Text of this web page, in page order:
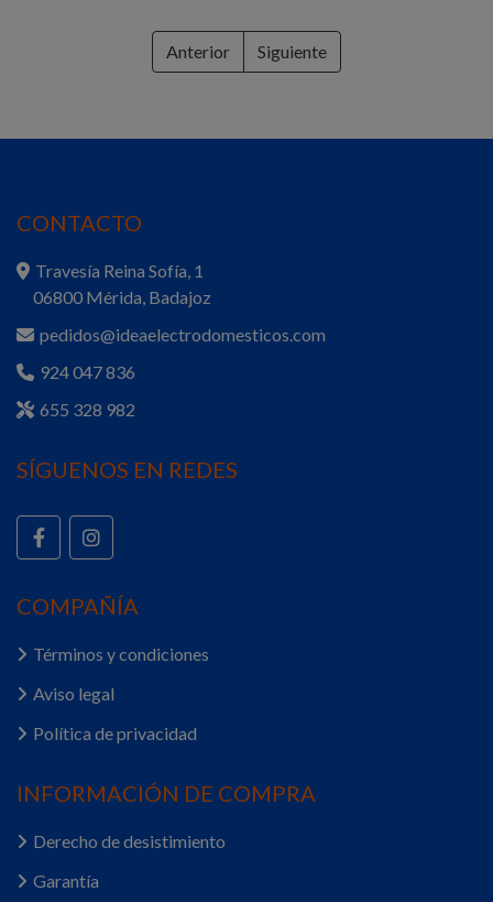
Anterior Siguiente
CONTACTO
Travesía Reina Sofía, 1
06800 Mérida, Badajoz
pedidos@ideaelectrodomesticos.com
924 047 836
655 328 982
SÍGUENOS EN REDES
COMPAÑÍA
Términos y condiciones
Aviso legal
Política de privacidad
INFORMACIÓN DE COMPRA
Derecho de desistimiento
Garantía